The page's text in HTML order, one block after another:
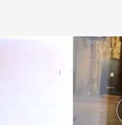
Las imágenes que las cámaras
En boca de todos
27 ENE 2023 - 13:48h.